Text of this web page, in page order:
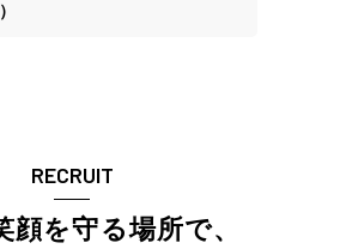
RECRUIT
顔を守る場所で、